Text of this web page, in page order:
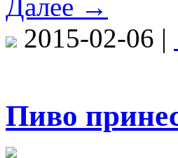
Далее →
2015-02-06 |
Пиво